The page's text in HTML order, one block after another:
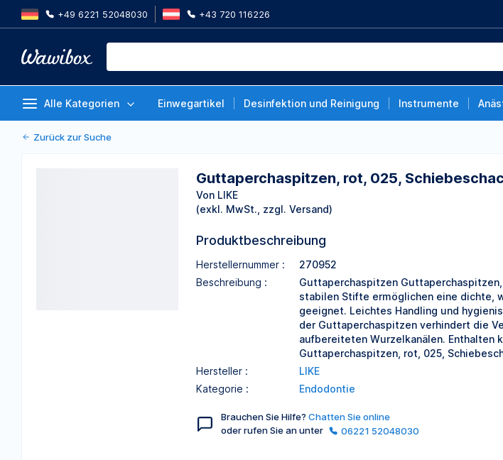
+49 6221 52048030 +43 720 116226
Alle Kategorien Einwegartikel Desinfektion und Reinigung Instrumente
Guttaperchaspitzen, rot, 025, Schiebeschachtel 120
Zurück zur Suche
Guttaperchaspitzen, rot, 025,
Von LIKE
(exkl. MwSt., zzgl. Versand)
Produktbeschreibung
Herstellernummer :
270952
Beschreibung :
Guttaperchaspitzen
stabilen Stifte ermöglichen eine dichte,
geeignet. Leichtes Handling und
der Guttaperchaspitzen verhindert die
aufbereiteten Wurzelkanälen. Enthalten
Guttaperchaspitzen, rot, 025,
Hersteller :
LIKE
Kategorie :
Endodontie
Brauchen Sie Hilfe? Chatten Sie online
oder rufen Sie an unter
06221 52048030